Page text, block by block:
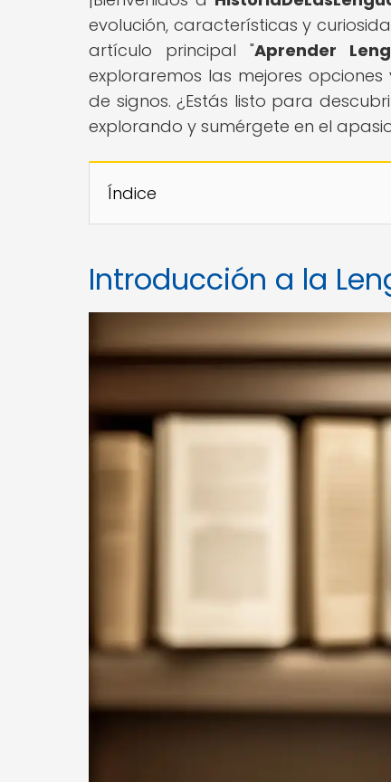
evolución, características y
artículo principal "Aprender
exploraremos las mejores
de signos. ¿Estás listo para
explorando y sumérgete en el
Índice
Introducción a la